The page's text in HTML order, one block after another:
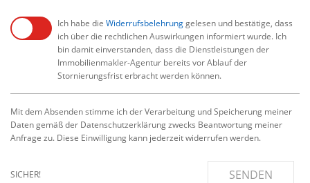
Ich habe die Widerrufsbelehrunggelesen und bestätige, dass
ich über die rechtlichen Auswirkungen informiert wurde. Ich
bin damit einverstanden, dass die Dienstleistungen der
Immobilienmakler-Agentur bereits vor Ablauf der
Stornierungsfrist erbracht werden können.
Mit dem Absenden stimme ich der Verarbeitung und Speicherung meiner
Daten gemäß der Datenschutzerklärung zwecks Beantwortung meiner
Anfrage zu. Diese Einwilligung kann jederzeit widerrufen werden.
SICHER! SENDEN